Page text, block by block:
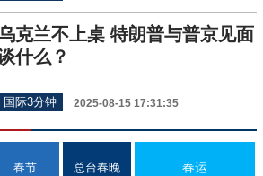
克兰不上桌 特朗普与普京见面
什么？
国际3分钟 2025-08-15 17:31:35
春节 总台春晚 春运